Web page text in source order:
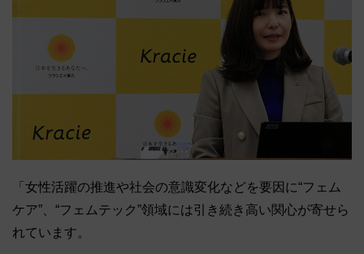
「女性活躍の推進や社会の意識変化などを要因に“フェム
ケア”、“フェムテック”領域には引き続き高い関心が寄せら
れています。